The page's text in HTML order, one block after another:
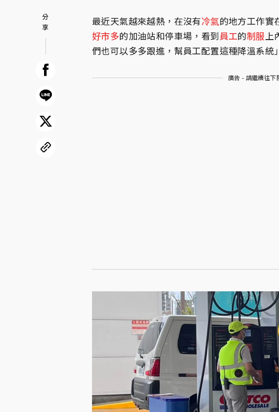
最近天氣越來越熱，在沒有冷氣的地方工作實
好市多的加油站和停車場，看到員工的制服 上
們也可以多多跟進，幫員工配置這種降溫系統
廣告 - 請繼續往下